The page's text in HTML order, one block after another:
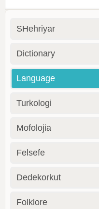
SHehriyar
Dictionary
Language
Turkologi
Mofolojia
Felsefe
Dedekorkut
Folklore